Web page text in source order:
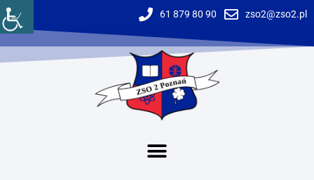
61 879 80 90 zso2@zso2.pl